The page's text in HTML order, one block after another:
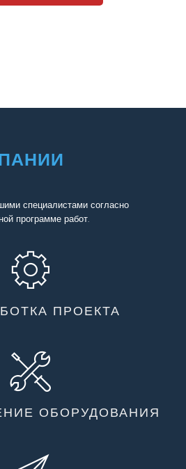
специалистами согласно
программе работ.
ПРОЕКТА
ОБОРУДОВАНИЯ